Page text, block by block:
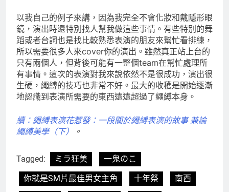
以我自己的例子來講，因為我完全不會化妝和戴隱形眼
鏡，演出時還特別找人幫我做這些事情。有些特別的舞
蹈或者台詞也是找比較熟悉表演的朋友來幫忙看排練，
所以需要很多人來cover你的演出。雖然真正站上台的
只有兩個人，但背後可能有一整個team在幫忙處理所
有事情。這次的表演對我來說依然不是很成功，演出很
生硬，繩縛的技巧也非常不好。最大的收穫是開始逐漸
地認識到表演所需要的東西遠遠超過了繩縛本身。
續：繩縛表演花惹發：一段關於繩縛表演的故事 兼論
繩縛美學（下）
。
Tagged: ミラ狂美
一鬼のこ
你就是SM片最佳男女主角
十年祭
南西